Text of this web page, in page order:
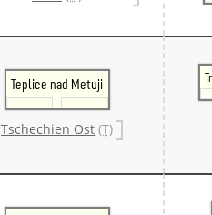
Teplice nad Metuji
Tschechien Ost (T)